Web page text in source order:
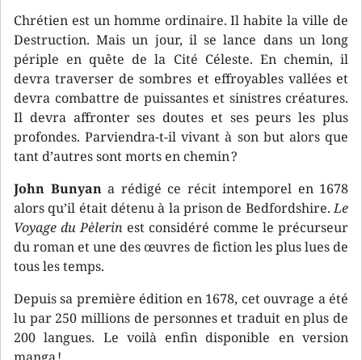
Chrétien est un homme ordinaire. Il habite la ville de
Destruction. Mais un jour, il se lance dans un long
périple en quête de la Cité Céleste. En chemin, il
devra traverser de sombres et effroyables vallées et
devra combattre de puissantes et sinistres créatures.
Il devra affronter ses doutes et ses peurs les plus
profondes. Parviendra-t-il vivant à son but alors que
tant d’autres sont morts en chemin ?
John Bunyana rédigé ce récit intemporel en 1678
alors qu’il était détenu à la prison de Bedfordshire.Le
Voyage du Pèlerin est considéré comme le précurseur
du roman et une des œuvres de fiction les plus lues de
tous les temps.
Depuis sa première édition en 1678, cet ouvrage a été
lu par 250 millions de personnes et traduit en plus de
200 langues. Le voilà enfin disponible en version